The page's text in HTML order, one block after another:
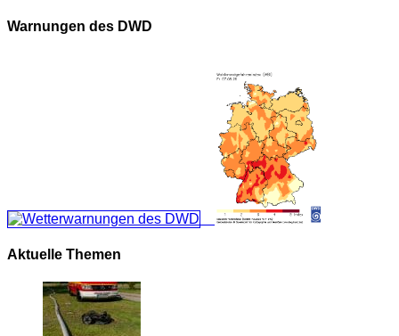
Warnungen des DWD
Aktuelle Themen